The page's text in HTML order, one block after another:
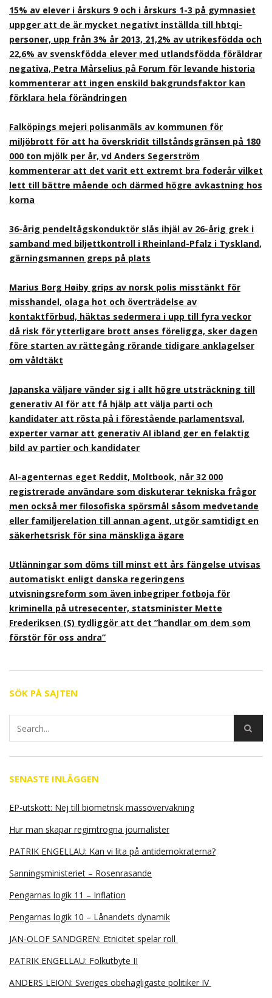
15% av elever i årskurs 9 och i årskurs 1-3 på gymnasiet
uppger att de är mycket negativt inställda till hbtqi-
personer, upp från 3% år 2013, 21,2% av utrikesfödda och
22,6% av svenskfödda elever med utlandsfödda föräldrar
negativa, Petra Mårselius på Forum för levande historia
kommenterar att ingen enskild bakgrundsfaktor kan
förklara hela förändringen
Falköpings mejeri polisanmäls av kommunen för
miljöbrott för att ha överskridit tillståndsgränsen på 180
000 ton mjölk per år, vd Anders Segerström
kommenterar att det varit ett extremt bra foderår vilket
lett till bättre mående och därmed högre avkastning hos
korna
36-årig pendeltågskonduktör slås ihjäl av 26-årig grek i
samband med biljettkontroll i Rheinland-Pfalz i Tyskland,
gärningsmannen greps på plats
Marius Borg Høiby grips av norsk polis misstänkt för
misshandel, olaga hot och överträdelse av
kontaktförbud, häktas sedermera i upp till fyra veckor
då risk för ytterligare brott anses föreligga, sker dagen
före starten av rättegång rörande tidigare anklagelser
om våldtäkt
Japanska väljare vänder sig i allt högre utsträckning till
generativ AI för att få hjälp att välja parti och
kandidater att rösta på i förestående parlamentsval,
experter varnar att generativ AI ibland ger en felaktig
bild av partier och kandidater
AI-agenternas eget Reddit, Moltbook, når 32 000
registrerade användare som diskuterar tekniska frågor
men också mer filosofiska spörsmål såsom medvetande
eller familjerelation till annan agent, utgör samtidigt en
säkerhetsrisk för sina mänskliga ägare
Utlänningar som döms till minst ett års fängelse utvisas
automatiskt enligt danska regeringens
utvisningsreform som även inbegriper fotboja för
kriminella på utresecenter, statsminister Mette
Frederiksen (S) tydliggör att det ”handlar om dem som
förstör för oss andra”
SÖK PÅ SAJTEN
SENASTE INLÄGGEN
EP-utskott: Nej till biometrisk massövervakning
Hur man skapar regimtrogna journalister
PATRIK ENGELLAU: Kan vi lita på antidemokraterna?
Sanningsministeriet – Rosenrasande
Pengarnas logik 11 – Inflation
Pengarnas logik 10 – Lånandets dynamik
JAN-OLOF SANDGREN: Etnicitet spelar roll
PATRIK ENGELLAU: Folkutbyte II
ANDERS LEION: Sveriges obehagligaste politiker IV